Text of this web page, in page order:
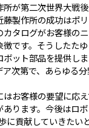
所が第二次世界大戦
藤製作所の成功はポ
カタログがお客様の
徴です。そうしたた
ボット部品を提供し
ア次第で、あらゆる
はお客様の要望に応
あります。今後はロ
に貢献していきたい